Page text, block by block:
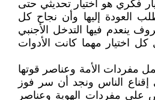
فكري هو اختيار تحديثي حتى
العودة إليها وأن نجاح كل
ينعدم فيها التدخل الأجنبي
اختيار مهما كانت الأدوات
مفردات الأمة وعناصر قوتها
إقناع الناس ونجد أن سر فوز
على مفردات الهوية وعناصر